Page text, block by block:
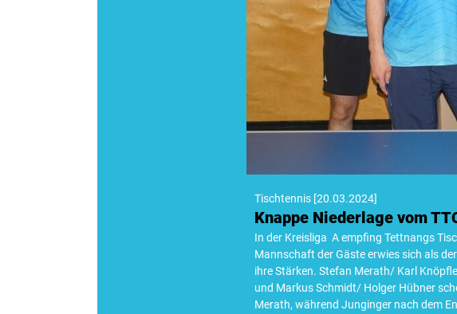
Tischtennis[20.03.2024]
Knappe Niederlage vom
In der Kreisliga A empfing Tettnangs
Mannschaft der Gäste erwies sich als
ihre Stärken. Stefan Merath/ Karl
und Markus Schmidt/ Holger Hübner
Merath, während Junginger nach dem